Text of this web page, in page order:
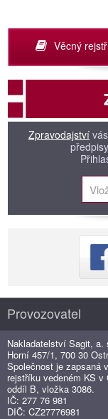
Věcný
Zpravodajství
Provozovatel
Nakladatelství Sagit, a.
Horní 457/1, 700 30
Společnost je zapsaná
rejstříku vedeném KS v
oddíl B, vložka 3086.
IČ: 277 76 981
DIČ: CZ27776981